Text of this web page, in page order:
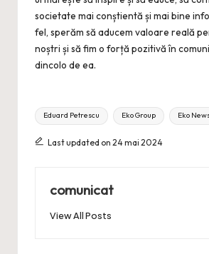
societate mai conștientă și mai bine
fel, sperăm să aducem valoare reală
noștri și să fim o forță pozitivă în
dincolo de ea.
Tags:
Eduard Petrescu Eko Group Eko
Last updated on 24 mai 2024
comunicat
View All Posts